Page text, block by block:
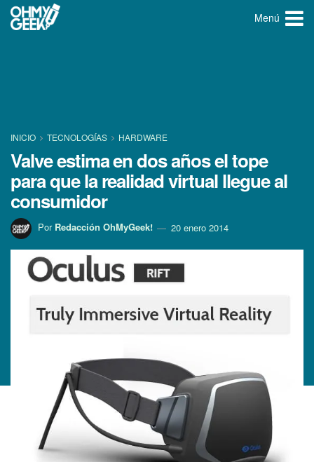
Menú
INICIO TECNOLOGÍ­AS HARDWARE
Valve estima en dos años el tope
para que la realidad virtual llegue al
consumidor
Por Redacción OhMyGeek! 20 enero 2014